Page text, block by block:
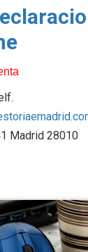
Madrid 28010